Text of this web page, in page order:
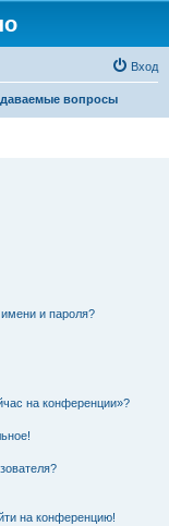
Вход
вопросы
и пароля?
на конференции»?
на конференцию!